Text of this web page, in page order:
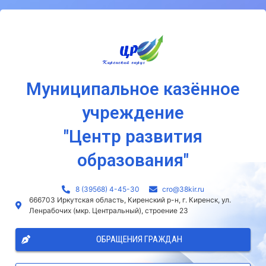
Муниципальное казённое
учреждение
"Центр развития
образования"
8 (39568) 4-45-30
сro@38kir.ru
666703 Иркутская область, Киренский р-н, г. Киренск, ул.
Ленрабочих (мкр. Центральный), строение 23
ОБРАЩЕНИЯ ГРАЖДАН